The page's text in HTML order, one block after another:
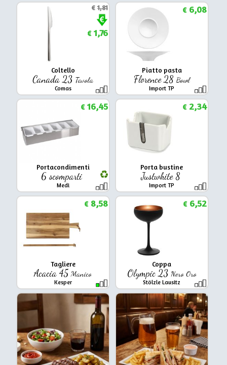
Coltello
Canada 23 Tavola
Comas
€1,81
€1,76
Piatto pasta
Florence 28 Bowl
Import TP
€6,08
Portacondimenti
6 scomparti
Medi
€16,45
Porta bustine
Justwhite 8
Import TP
€2,34
Tagliere
Acacia 45Manico
Kesper
€8,58
Coppa
Olympic 23 Nero Oro
Stölzle Lausitz
€6,52